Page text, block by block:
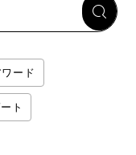
人が集結
ード
ト